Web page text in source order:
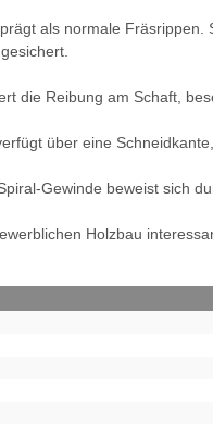
als normale
die Reibung am Schaft,
über eine
Gewinde beweist sich
Holzbau